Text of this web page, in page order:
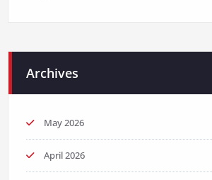
Archives
May 2026
April 2026